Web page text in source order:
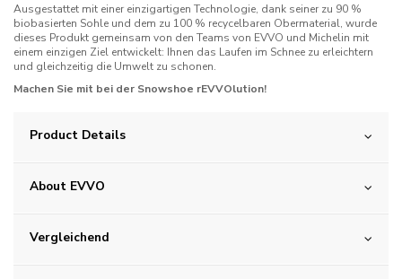
Ausgestattet mit einer einzigartigen Technologie, dank seiner zu 90 %
biobasierten Sohle und dem zu 100 % recycelbaren Obermaterial, wurde
dieses Produkt gemeinsam von den Teams von EVVO und Michelin mit
einem einzigen Ziel entwickelt: Ihnen das Laufen im Schnee zu erleichtern
und gleichzeitig die Umwelt zu schonen.
Machen Sie mit bei der Snowshoe rEVVOlution!
Product Details
About EVVO
Vergleichend